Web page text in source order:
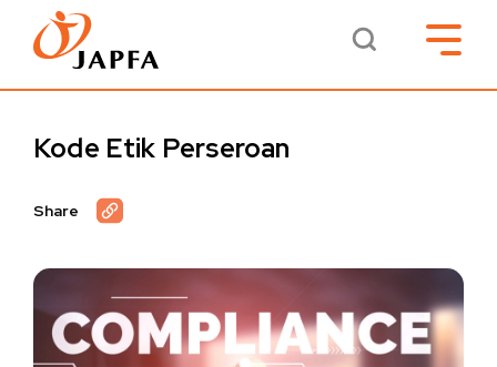
Kode Etik Perseroan
Share